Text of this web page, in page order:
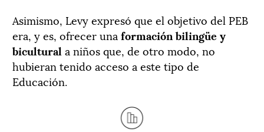
Asimismo, Levy expresó que el objetivo del PEB
era, y es, ofrecer una formación bilingüe y
bicultural a niños que, de otro modo, no
hubieran tenido acceso a este tipo de
Educación.